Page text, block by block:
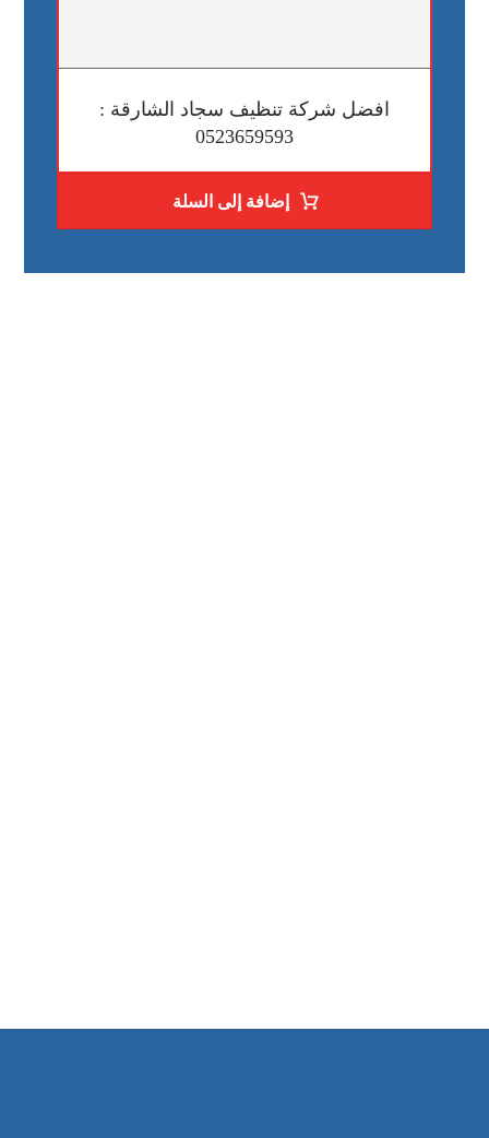
افضل شركة تنظيف سجاد الشارقة :
0523659593
إضافة إلى السلة